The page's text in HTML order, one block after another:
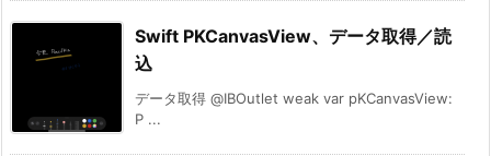
Swift PKCanvasView、データ取得／読
込
データ取得 @IBOutlet weak var pKCanvasView:
P ...